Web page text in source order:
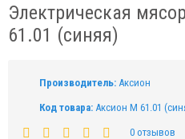
Электрическая
61.01 (синяя)
Производитель: Аксион
Код товара: Аксион М 61.01
0 отзывов